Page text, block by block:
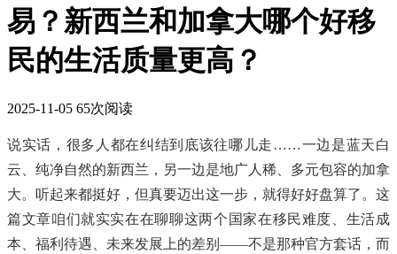
易？新西兰和加拿大哪个好移
民的生活质量更高？
2025-11-05 65次阅读
说实话，很多人都在纠结到底该往哪儿走……一边是蓝天白
云、纯净自然的新西兰，另一边是地广人稀、多元包容的加拿
大。听起来都挺好，但真要迈出这一步，就得好好盘算了。这
篇文章咱们就实实在在聊聊这两个国家在移民难度、生活成
本、福利待遇、未来发展上的差别——不是那种官方套话，而